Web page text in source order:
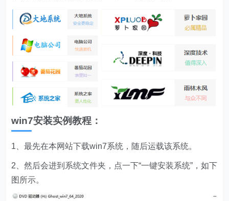
win7安装实例教程：
1、最先在本网站下载win7系统，随后运载该系统。
2、然后会进到系统文件夹，点一下“一键安装系统”，如下
图所示。